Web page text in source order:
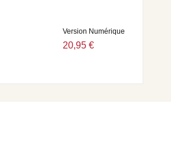
Version Numérique
20,95 €